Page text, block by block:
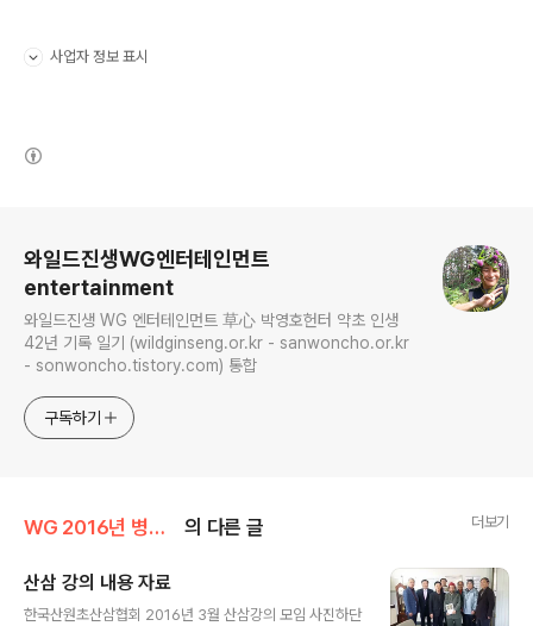
사업자 정보 표시
와일드진생WG엔터테인먼트
entertainment
와일드진생 WG 엔터테인먼트 草心 박영호헌터 약초 인생
42년 기록 일기 (wildginseng.or.kr - sanwoncho.or.kr
- sonwoncho.tistory.com) 통합
구독하기
WG 2016년 병신년 기록 의 다른 글 더보기
산삼 강의 내용 자료
한국산원초산삼협회 2016년 3월 산삼강의 모임 사진하단